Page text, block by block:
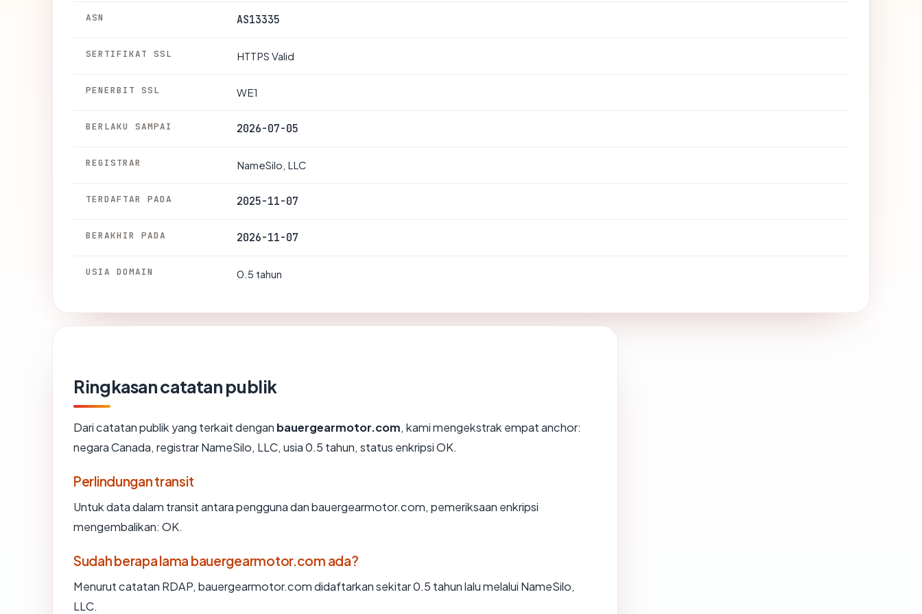
ASN AS13335
SERTIFIKAT SSL HTTPS Valid
PENERBIT SSL WE1
BERLAKU SAMPAI 2026-07-05
REGISTRAR NameSilo, LLC
TERDAFTAR PADA 2025-11-07
BERAKHIR PADA 2026-11-07
USIA DOMAIN 0.5 tahun
Ringkasan catatan publik
Dari catatan publik yang terkait dengan bauergearmotor.com, kami mengekstrak empat anchor:
negara Canada, registrar NameSilo, LLC, usia 0.5 tahun, status enkripsi OK.
Perlindungan transit
Untuk data dalam transit antara pengguna dan bauergearmotor.com, pemeriksaan enkripsi
mengembalikan: OK.
Sudah berapa lama bauergearmotor.com ada?
Menurut catatan RDAP, bauergearmotor.com didaftarkan sekitar 0.5 tahun lalu melalui NameSilo,
LLC.